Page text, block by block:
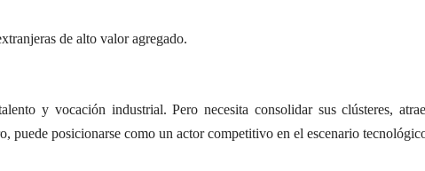
de alto valor agregado.
y vocación industrial. Pero necesita consolidar sus clústeres,
puede posicionarse como un actor competitivo en el escenario